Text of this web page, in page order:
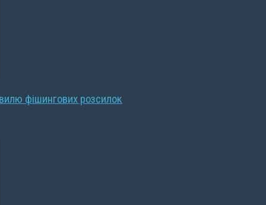
фішингових розсилок